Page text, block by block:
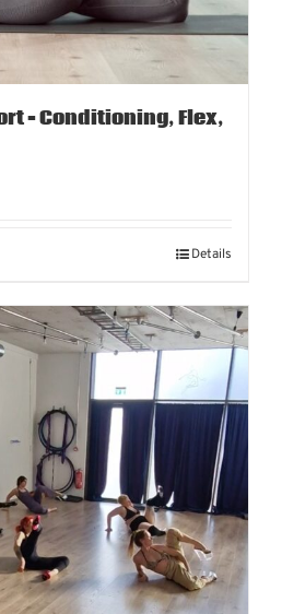
– Conditioning, Flex,
Details